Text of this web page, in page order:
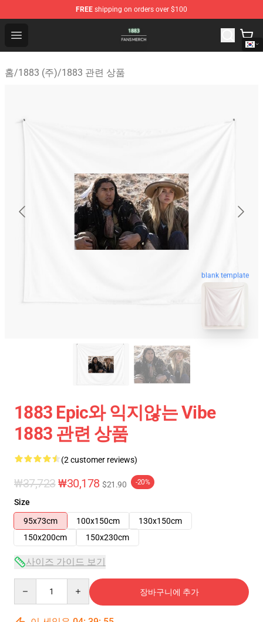
FREE shipping on orders over $100
Open menu
1883 Shop - Official 1883 Merchandise Store
홈/1883 (주)/1883 관련 상품
blank template
1883 Epic와 익지않는 Vibe
1883 관련 상품
(2 customer reviews)
₩37,723 ₩30,178 $21.90 -20%
Size
95x73cm
100x150cm
130x150cm
150x200cm
150x230cm
사이즈 가이드 보기
장바구니에 추가